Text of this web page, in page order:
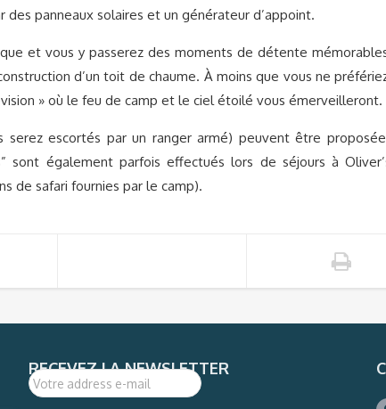
panneaux solaires et un générateur d’appoint.
et vous y passerez des moments de détente
d’un toit de chaume. À moins que vous ne
» où le feu de camp et le ciel étoilé vous émerveilleront.
serez escortés par un ranger armé) peuvent être
sont également parfois effectués lors de séjours à
de safari fournies par le camp).
RECEVEZ LA NEWSLETTER